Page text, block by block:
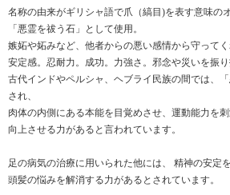
名称の由来がギリシャ語で爪（縞目)を表す意味の
「悪霊を祓う石」として使用。
嫉妬や妬みなど、他者からの悪い感情から守ってく
安定感。忍耐力。成功。力強さ。邪念や災いを振り
古代インドやペルシャ、ヘブライ民族の間では、
され、
肉体の内側にある本能を目覚めさせ、運動能力を刺
向上させる力があると言われています。
足の病気の治療に用いられた他には、 精神の安定を
頭髪の悩みを解消する力があるとされています。